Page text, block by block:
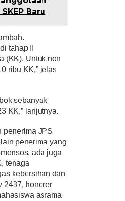
Baru
tahap II
(KK). Untuk non
ribu KK,” jelas
sebanyak
KK,” lanjutnya.
penerima JPS
penerima yang
ada juga
tenaga
kebersihan dan
2487, honorer
asrama